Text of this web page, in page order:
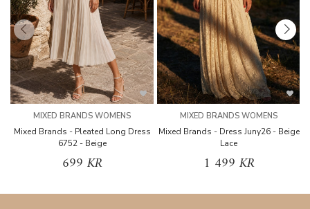
MIXED BRANDS WOMENS
Mixed Brands - Pleated Long Dress
6752 - Beige
699 KR
MIXED BRANDS WOMENS
Mixed Brands - Dress Juny26 - Beige
Lace
1 499 KR